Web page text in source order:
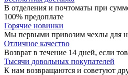
В отделения и почтоматы при
100% предоплате
Горячие новинки
Мы первыми привозим чехлы для
Отличное качество
Возврат в течение 14 дней, если
Тысячи довольных покупателей
К нам возвращаются и советуют